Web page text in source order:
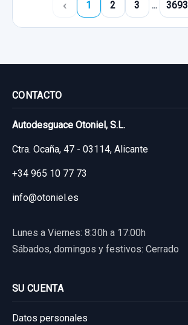
‹ 1 2 3 ... 3693
CONTACTO
Autodesguace Otoniel, S.L.
Ctra. Ocaña, 47 - 03114, Alicante
+34 965 10 77 73
info@otoniel.es
Lunes a Viernes: 8:30h a 17:00h
Sábados, domingos y festivos: Cerrado
SU CUENTA
Datos personales